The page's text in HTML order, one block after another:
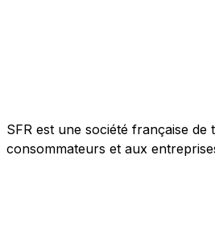
SFR est une société française
consommateurs et aux